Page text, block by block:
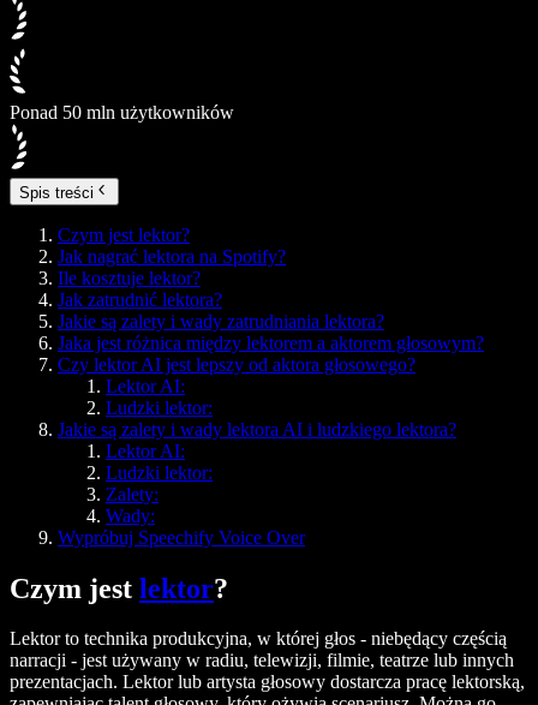
Ponad 50 mln użytkowników
Spis treści
Czym jest lektor?
Jak nagrać lektora na Spotify?
Ile kosztuje lektor?
Jak zatrudnić lektora?
Jakie są zalety i wady zatrudniania lektora?
Jaka jest różnica między lektorem a aktorem głosowym?
Czy lektor AI jest lepszy od aktora głosowego?
Lektor AI:
Ludzki lektor:
Jakie są zalety i wady lektora AI i ludzkiego lektora?
Lektor AI:
Ludzki lektor:
Zalety:
Wady:
Wypróbuj Speechify Voice Over
Czym jest lektor?
Lektor to technika produkcyjna, w której głos - niebędący częścią
narracji - jest używany w radiu, telewizji, filmie, teatrze lub innych
prezentacjach. Lektor lub artysta głosowy dostarcza pracę lektorską,